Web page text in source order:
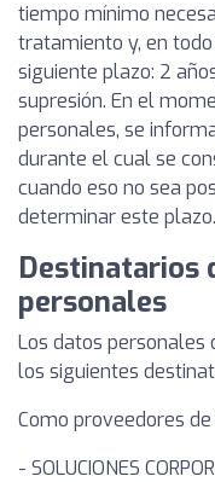
tiempo mínimo
tratamiento y, en
siguiente plazo: 2
supresión. En el
personales, se
durante el cual se
cuando eso no sea
determinar este plazo.
Destinatarios
personales
Los datos personales
los siguientes
Como proveedores de
- SOLUCIONES